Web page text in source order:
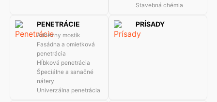
Stavebná chémia
PENETRÁCIE
Adhézny mostík
Fasádna a omietková
penetrácia
Hĺbková penetrácia
Špeciálne a sanačné
nátery
Univerzálna penetrácia
PRÍSADY